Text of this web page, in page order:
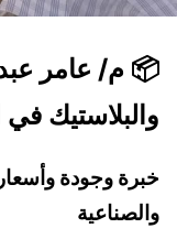
📦 م/ عامر عبد
والبلاستيك في
خبرة وجودة
والصناعية